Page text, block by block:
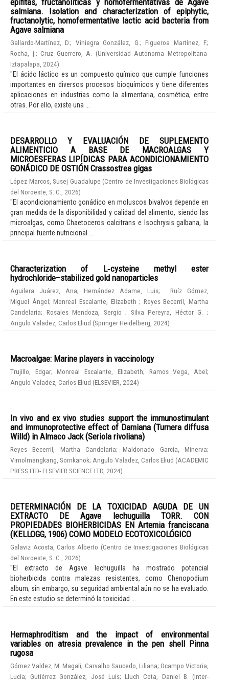
salmiana. Isolation and characterization of epiphytic,
fructanolytic, homofermentative lactic acid bacteria from
Agave salmiana
Gallardo-Martínez, D.; Viniegra González, G. ;Figueroa Martínez, F.;
Rocha, j. ;Cruz Guerrero, A. (Universidad Autónoma Metropolitana-
Iztapalapa 2024)
"El ácido láctico es un compuesto químico que cumple funciones
importantes en diversos procesos bioquímicos y tiene diferentes
aplicaciones en industrias como la alimentaria, cosmética, entre
otras. Por ello, existe una ...
DESARROLLO Y EVALUACIÓN DE SUPLEMENTO
ALIMENTICIO A BASE DE MACROALGAS Y
MICROESFERAS LIPÍDICAS PARA ACONDICIONAMIENTO
GONÁDICO DE OSTIÓN Crassostrea gigas
López Marcos, Susej Guadalupe (Centro de Investigaciones Biológicas
del Noroeste, S. C.
2026)
"El acondicionamiento gonádico en moluscos bivalvos depende en
gran medida de la disponibilidad y calidad del alimento, siendo las
microalgas, como Chaetoceros calcitrans e Isochrysis galbana, la
principal fuente nutricional ...
Characterization of L‑cysteine methyl ester
hydrochloride–stabilized gold nanoparticles
Aguilera Juárez, Ana; Hernández Adame, Luis;
Ruíz Gómez,
Miguel Ángel;Monreal Escalante, Elizabeth; Reyes Becerril, Martha
Candelaria; Rosales Mendoza, Sergio; Silva Pereyra, Héctor G.;
Angulo Valadez, Carlos Eliud (Springer Heidelberg 2024)
Macroalgae: Marine players in vaccinology
Trujillo, Edgar;Monreal Escalante, Elizabeth; Ramos Vega, Abel;
Angulo Valadez, Carlos Eliud (ELSEVIER 2024)
In vivo and ex vivo studies support the immunostimulant
and immunoprotective effect of Damiana (Turnera diffusa
Willd) in Almaco Jack (Seriola rivoliana)
Reyes Becerril, Martha Candelaria;Maldonado García, Minerva;
Vimolmangkang, Sornkanok; Angulo Valadez, Carlos Eliud (ACADEMIC
PRESS LTD- ELSEVIER SCIENCE LTD 2024)
DETERMINACIÓN DE LA TOXICIDAD AGUDA DE UN
EXTRACTO DE Agave lechuguilla TORR. CON
PROPIEDADES BIOHERBICIDAS EN Artemia franciscana
(KELLOGG, 1906) COMO MODELO ECOTOXICOLÓGICO
Galaviz Acosta, Carlos Alberto (Centro de Investigaciones Biológicas
del Noroeste, S. C.
2026)
"El extracto de Agave lechuguilla ha mostrado potencial
bioherbicida contra malezas resistentes, como Chenopodium
album; sin embargo, su seguridad ambiental aún no se ha evaluado.
En este estudio se determinó la toxicidad ...
Hermaphroditism and the impact of environmental
variables on atresia prevalence in the pen shell Pinna
rugosa
Gómez Valdez, M. Magali; Carvalho Saucedo, Liliana; Ocampo Victoria,
Lucía;Gutiérrez González, José Luis;Lluch Cota, Daniel B. (Inter-